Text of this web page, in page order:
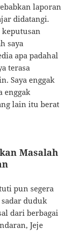
laporan
didatangi.
saya
apa padahal
terasa
Saya enggak
enggak
lain itu berat
Masalah
pun segera
duduk
dari berbagai
Jeje